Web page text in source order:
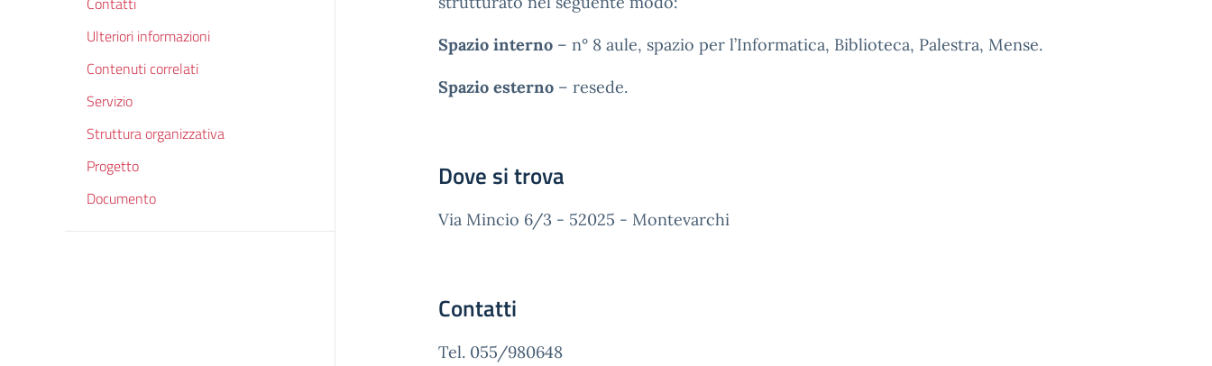
Ulteriori informazioni
Contenuti correlati
Servizio
Struttura organizzativa
Progetto
Documento
Spazio interno – n° 8 aule, spazio per l’Informatica, Biblioteca, Palestra, Mense.
Spazio esterno – resede.
Dove si trova
Via Mincio 6/3 - 52025 - Montevarchi
Contatti
Tel. 055/980648